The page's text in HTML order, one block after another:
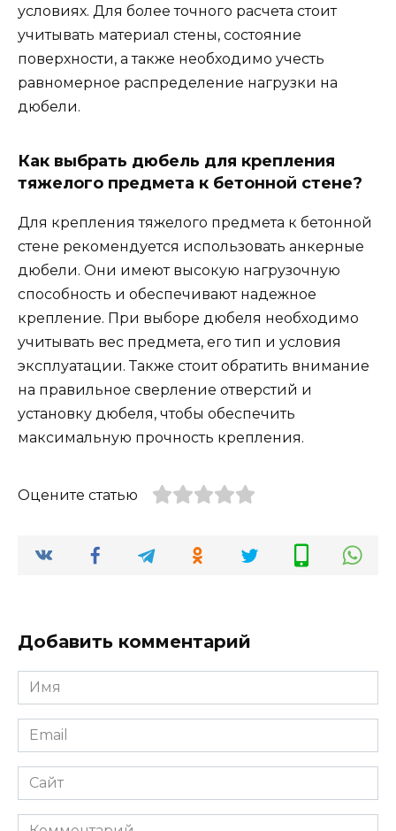
условиях. Для более точного расчета стоит
учитывать материал стены, состояние
поверхности, а также необходимо учесть
равномерное распределение нагрузки на
дюбели.
Как выбрать дюбель для крепления
тяжелого предмета к бетонной стене?
Для крепления тяжелого предмета к бетонной
стене рекомендуется использовать анкерные
дюбели. Они имеют высокую нагрузочную
способность и обеспечивают надежное
крепление. При выборе дюбеля необходимо
учитывать вес предмета, его тип и условия
эксплуатации. Также стоит обратить внимание
на правильное сверление отверстий и
установку дюбеля, чтобы обеспечить
максимальную прочность крепления.
Оцените статью
Добавить комментарий
Имя
*
Email
*
Сайт
Комментарий